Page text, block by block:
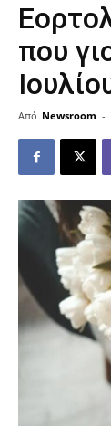
που
Από Newsroom -